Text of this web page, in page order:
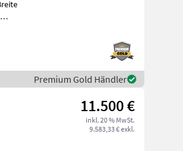
Premium Gold Händler
11.500 €
inkl. 20 % MwSt.
9.583,33 € exkl.